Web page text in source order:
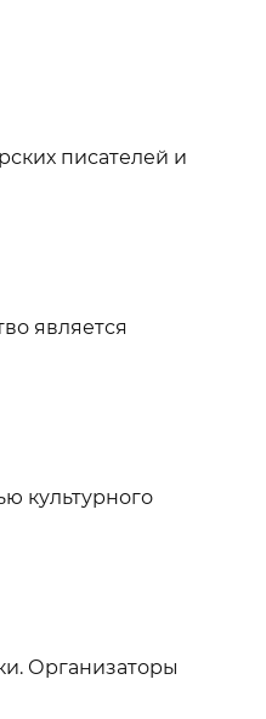
писателей и
является
культурного
Организаторы